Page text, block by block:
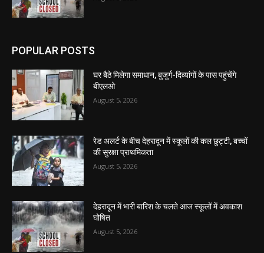
POPULAR POSTS
घर बैठे मिलेगा समाधान, बुजुर्ग-दिव्यांगों के पास पहुंचेंगे
बीएलओ
August 5, 2026
रेड अलर्ट के बीच देहरादून में स्कूलों की कल छुट्टी, बच्चों
की सुरक्षा प्राथमिकता
August 5, 2026
देहरादून में भारी बारिश के चलते आज स्कूलों में अवकाश
घोषित
August 5, 2026